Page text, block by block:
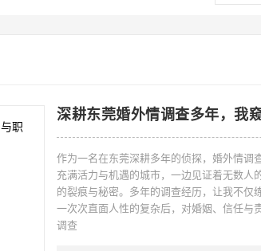
深耕东莞婚外情调查多年，我
作为一名在东莞深耕多年的侦探，婚外情调
充满活力与机遇的城市，一边见证着无数人
的裂痕与秘密。多年的调查经历，让我不仅
一次次直面人性的复杂后，对婚姻、信任与
调查